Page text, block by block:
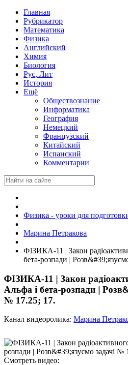
Главная
Рубрикатор
Математика
Физика
Английский
Химия
Биология
Рус, Лит
История
Ещё
Обществознание
Информатика
География
Немецкий
Французский
Китайский
Испанский
Комментарии
Физика - уроки для
Марина Петракова
ФІЗИКА-11 | Закон
бета-розпади |
ФІЗИКА-11 | Закон
Альфа і бета-розпади |
№ 17.25; 17.
Канал видеоролика: Марина
Смотреть видео: